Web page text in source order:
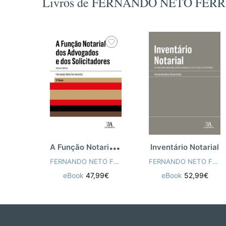
Livros de FERNANDO NETO
A
Função Notarial dos Advogados e dos So
FERNANDO NETO FERREIRINHA
eBook 47,99€
Inventário Notarial
FERNANDO NETO FERREIRINHA
eBook 52,99€